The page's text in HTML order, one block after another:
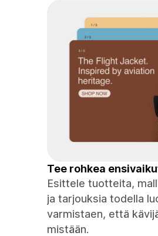
Tee rohkea
Esittele tuotteita,
ja tarjouksia todella
varmistaen, että
mistään.